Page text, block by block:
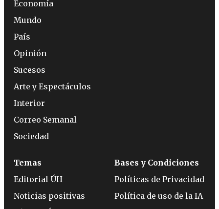
Economía
Mundo
País
Opinión
Sucesos
Arte y Espectáculos
Interior
Correo Semanal
Sociedad
Temas
Editorial ÚH
Noticias positivas
Bases y Condiciones
Políticas de Privacidad
Política de uso de la IA